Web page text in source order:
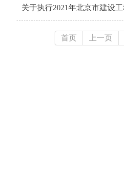
关于执行2021年北京市建设
首页 上一页